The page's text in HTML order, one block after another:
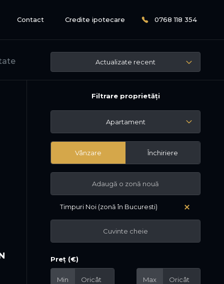
Contact Credite ipotecare 0768 118 354
Actualizate recent
Filtrare proprietăți
Apartament
Vânzare Închiriere
Timpuri Noi (zonă în Bucuresti)
Preț (€)
Min Max